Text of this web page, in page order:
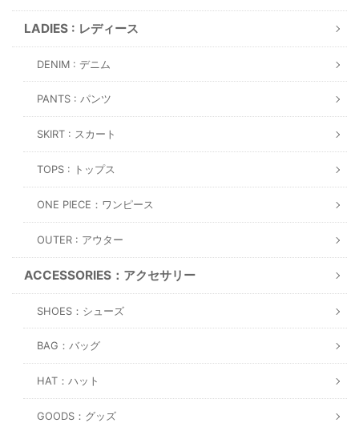
LADIES : レディース
DENIM : デニム
PANTS : パンツ
SKIRT : スカート
TOPS : トップス
ONE PIECE：ワンピース
OUTER : アウター
ACCESSORIES：アクセサリー
SHOES：シューズ
BAG：バッグ
HAT：ハット
GOODS：グッズ